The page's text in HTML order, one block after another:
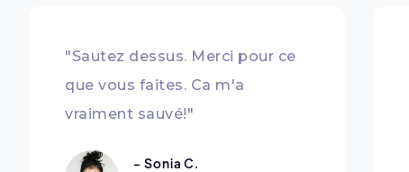
"Sautez dessus. Merci pour ce
que vous faites. Ca m'a
vraiment sauvé!"
- Sonia C.